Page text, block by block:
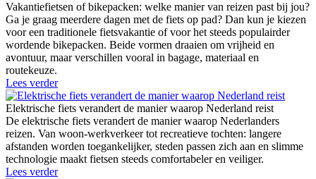
Vakantiefietsen of bikepacken: welke manier van reizen past bij jou?
Ga je graag meerdere dagen met de fiets op pad? Dan kun je kiezen
voor een traditionele fietsvakantie of voor het steeds populairder
wordende bikepacken. Beide vormen draaien om vrijheid en
avontuur, maar verschillen vooral in bagage, materiaal en
routekeuze.
Lees verder
Elektrische fiets verandert de manier waarop Nederland reist
De elektrische fiets verandert de manier waarop Nederlanders
reizen. Van woon-werkverkeer tot recreatieve tochten: langere
afstanden worden toegankelijker, steden passen zich aan en slimme
technologie maakt fietsen steeds comfortabeler en veiliger.
Lees verder